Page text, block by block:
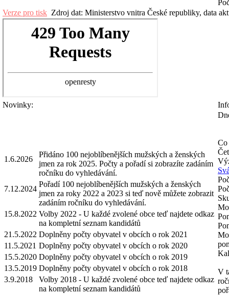
Verze pro tisk Zdroj dat: Ministerstvo vnitra České republiky, data
Novinky:
1.6.2026
Přidáno 100 nejoblíbenějších mužských a ženských
jmen za rok 2025. Počty a pořadí si zobrazíte zadáním
ročníku do vyhledávání.
7.12.2024
Pořadí 100 nejoblíbenějších mužských a ženských
jmen za roky 2022 a 2023 si teď nově můžete zobrazit
zadáním ročníku do vyhledávání.
15.8.2022 Volby 2022 - U každé zvolené obce teď najdete odkaz
na kompletní seznam kandidátů
21.5.2022 Doplněny počty obyvatel v obcích o rok 2021
11.5.2021 Doplněny počty obyvatel v obcích o rok 2020
15.5.2020 Doplněny počty obyvatel v obcích o rok 2019
13.5.2019 Doplněny počty obyvatel v obcích o rok 2018
3.9.2018
Volby 2018 - U každé zvolené obce teď najdete odkaz
na kompletní seznam kandidátů
Co
V